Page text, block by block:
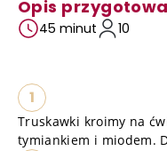
Opis
45 minut 10
1
Truskawki kroimy na
tymiankiem i miodem.